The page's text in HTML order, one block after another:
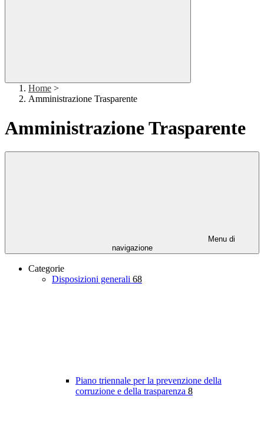
Home >
Amministrazione Trasparente
Amministrazione Trasparente
Menu di
navigazione
Categorie
Disposizioni generali 68
Piano triennale per la prevenzione della
corruzione e della trasparenza 8